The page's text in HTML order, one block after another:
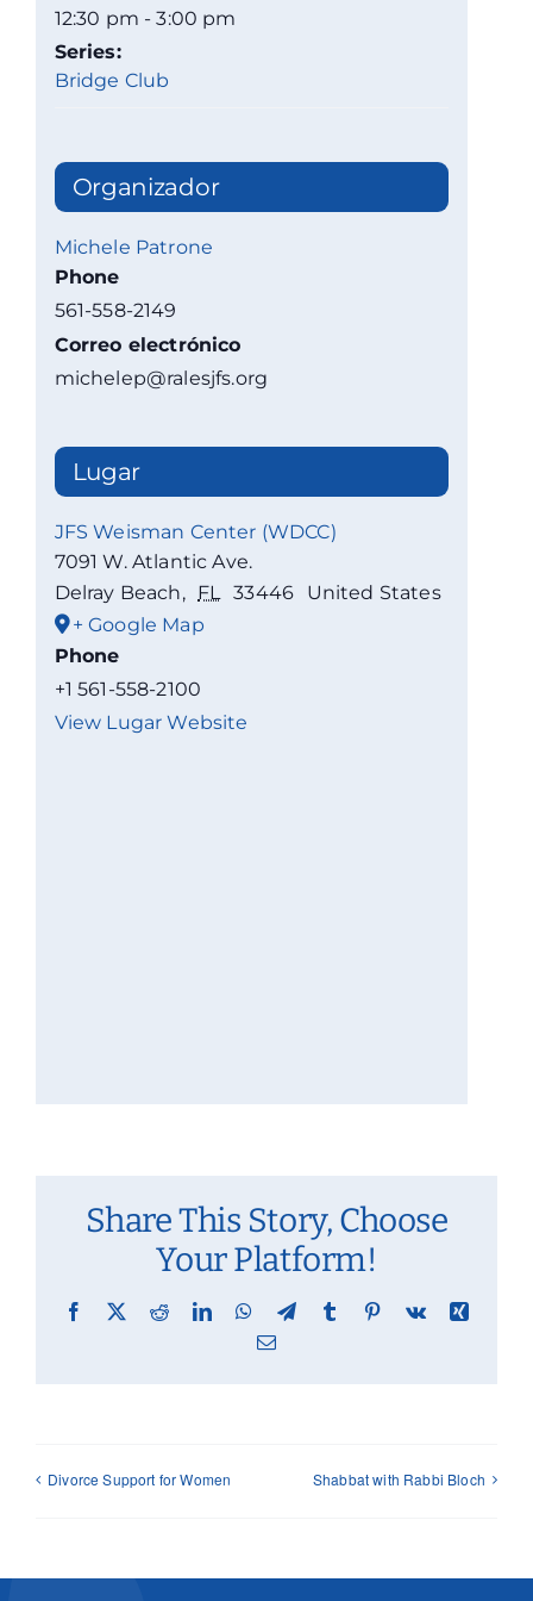
12:30 pm - 3:00 pm
Series:
Bridge Club
Organizador
Michele Patrone
Phone
561-558-2149
Correo electrónico
michelep@ralesjfs.org
Lugar
JFS Weisman Center (WDCC)
7091 W. Atlantic Ave.
Delray Beach, FL 33446
United States
+ Google Map
Phone
+1 561-558-2100
View Lugar Website
Share This Story, Choose
Your Platform!
Facebook
X RedditLinkedInWhatsApp
TelegramTumblr Pinterest
Vk
Xing
Email
Divorce Support for Women Shabbat with Rabbi Bloch